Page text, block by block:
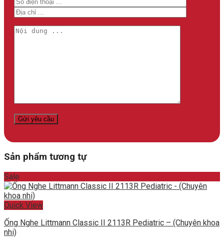
Sản phẩm tương tự
Sale
Quick View
Ống Nghe Littmann Classic II 2113R Pediatric – (Chuyên khoa
nhi)